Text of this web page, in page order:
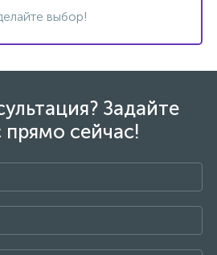
выбор!
Задайте
прямо сейчас!